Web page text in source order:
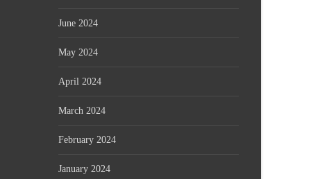
June 2024
May 2024
April 2024
March 2024
February 2024
January 2024